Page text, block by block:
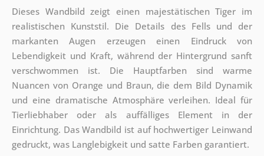
Dieses Wandbild zeigt einen majestätischen Tiger im
realistischen Kunststil. Die Details des Fells und der
markanten Augen erzeugen einen Eindruck von
Lebendigkeit und Kraft, während der Hintergrund sanft
verschwommen ist. Die Hauptfarben sind warme
Nuancen von Orange und Braun, die dem Bild Dynamik
und eine dramatische Atmosphäre verleihen. Ideal für
Tierliebhaber oder als auffälliges Element in der
Einrichtung. Das Wandbild ist auf hochwertiger Leinwand
gedruckt, was Langlebigkeit und satte Farben garantiert.